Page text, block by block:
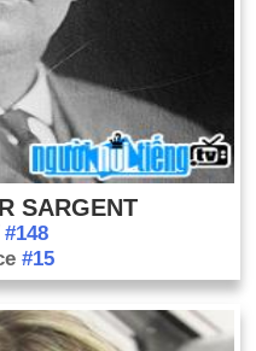
SARGENT
#148
#15